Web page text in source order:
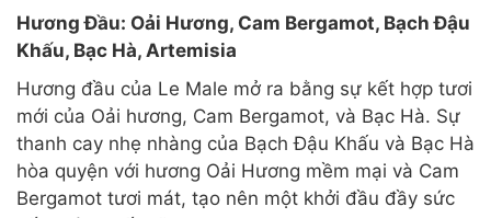
Hương Đầu: Oải Hương, Cam Bergamot, Bạch Đậu
Khấu, Bạc Hà, Artemisia
Hương đầu của Le Male mở ra bằng sự kết hợp tươi
mới của Oải hương, Cam Bergamot, và Bạc Hà. Sự
thanh cay nhẹ nhàng của Bạch Đậu Khấu và Bạc Hà
hòa quyện với hương Oải Hương mềm mại và Cam
Bergamot tươi mát, tạo nên một khởi đầu đầy sức